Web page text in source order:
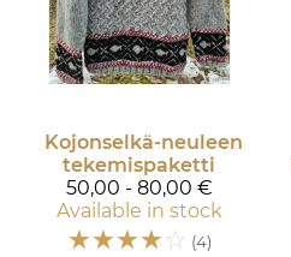
Kojonselkä-neuleen
tekemispaketti
50,00 - 80,00 €
Available in stock
☆☆☆☆☆ (4)